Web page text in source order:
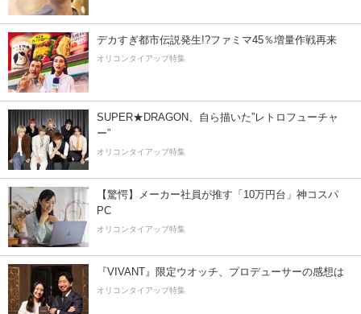
デカすぎ都市伝説発生!?ファミマ45％増量作戦再来
オリコンタイアップ特集
SUPER★DRAGON、自ら描いた”レトロフューチャ
ー”
オリコンタイアップ特集
【驚愕】メーカー社員が推す「10万円台」神コスパ
PC
オリコンタイアップ特集
『VIVANT』限定ウオッチ、プロデューサーの感想は
オリコンタイアップ特集